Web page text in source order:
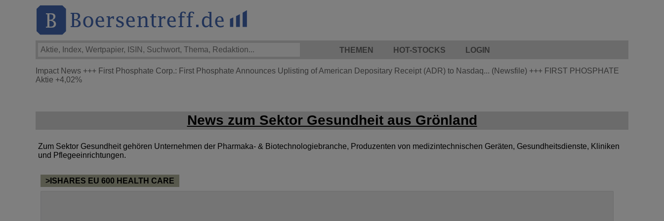
THEMEN HOT-STOCKS LOGIN
Impact News +++ First Phosphate Corp.: First Phosphate Announces Uplisting of American Depositary Receipt (ADR) to Nasdaq... (Newsfile) +++ FIRST PHOSPHATE
Aktie +4,02%
News zum Sektor Gesundheit aus Grönland
Zum Sektor Gesundheit gehören Unternehmen der Pharmaka- & Biotechnologiebranche, Produzenten von medizintechnischen Geräten, Gesundheitsdienste, Kliniken
und Pflegeeinrichtungen.
>ISHARES EU 600 HEALTH CARE